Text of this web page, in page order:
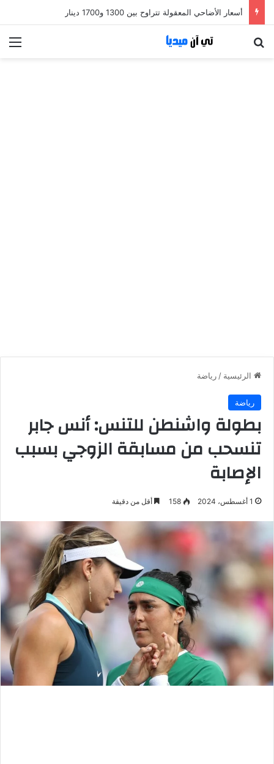
أسعار الأضاحي المعقولة تتراوح بين 1300 و1700 دينار
الرئيسية / رياضة
رياضة
بطولة واشنطن للتنس: أنس جابر
تنسحب من مسابقة الزوجي بسبب
الإصابة
1 أغسطس، 2024 158 أقل من دقيقة